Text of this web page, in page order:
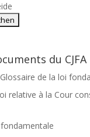
du CJFA
Glossaire de la loi
relative à la Cour
fondamentale